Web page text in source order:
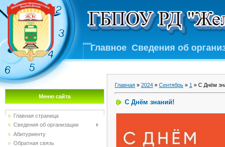
Главное Сведения об
Меню сайта
Главная страница
Сведения об организации
Абитуриенту
Обратная связь
Главная » 2024 » Сентябрь » 1 » С Днём
С Днём знаний!